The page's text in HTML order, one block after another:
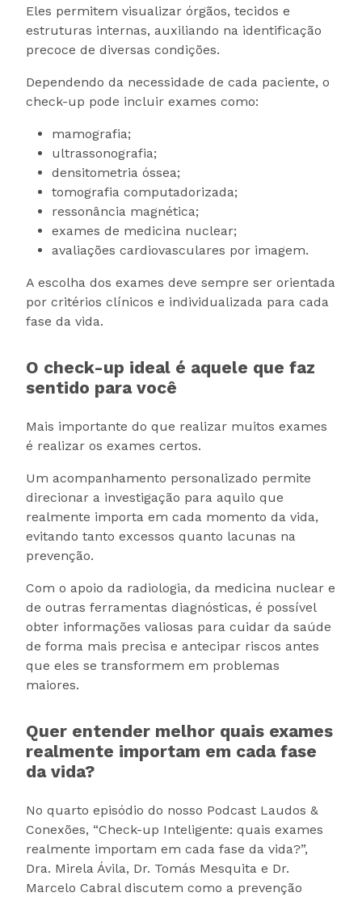
Eles permitem visualizar órgãos, tecidos e
estruturas internas, auxiliando na identificação
precoce de diversas condições.
Dependendo da necessidade de cada paciente, o
check-up pode incluir exames como:
mamografia;
ultrassonografia;
densitometria óssea;
tomografia computadorizada;
ressonância magnética;
exames de medicina nuclear;
avaliações cardiovasculares por imagem.
A escolha dos exames deve sempre ser orientada
por critérios clínicos e individualizada para cada
fase da vida.
O check-up ideal é aquele que faz
sentido para você
Mais importante do que realizar muitos exames
é realizar os exames certos.
Um acompanhamento personalizado permite
direcionar a investigação para aquilo que
realmente importa em cada momento da vida,
evitando tanto excessos quanto lacunas na
prevenção.
Com o apoio da radiologia, da medicina nuclear e
de outras ferramentas diagnósticas, é possível
obter informações valiosas para cuidar da saúde
de forma mais precisa e antecipar riscos antes
que eles se transformem em problemas
maiores.
Quer entender melhor quais exames
realmente importam em cada fase
da vida?
No quarto episódio do nosso Podcast Laudos &
Conexões, “Check-up Inteligente: quais exames
realmente importam em cada fase da vida?”,
Dra. Mirela Ávila, Dr. Tomás Mesquita e Dr.
Marcelo Cabral discutem como a prevenção